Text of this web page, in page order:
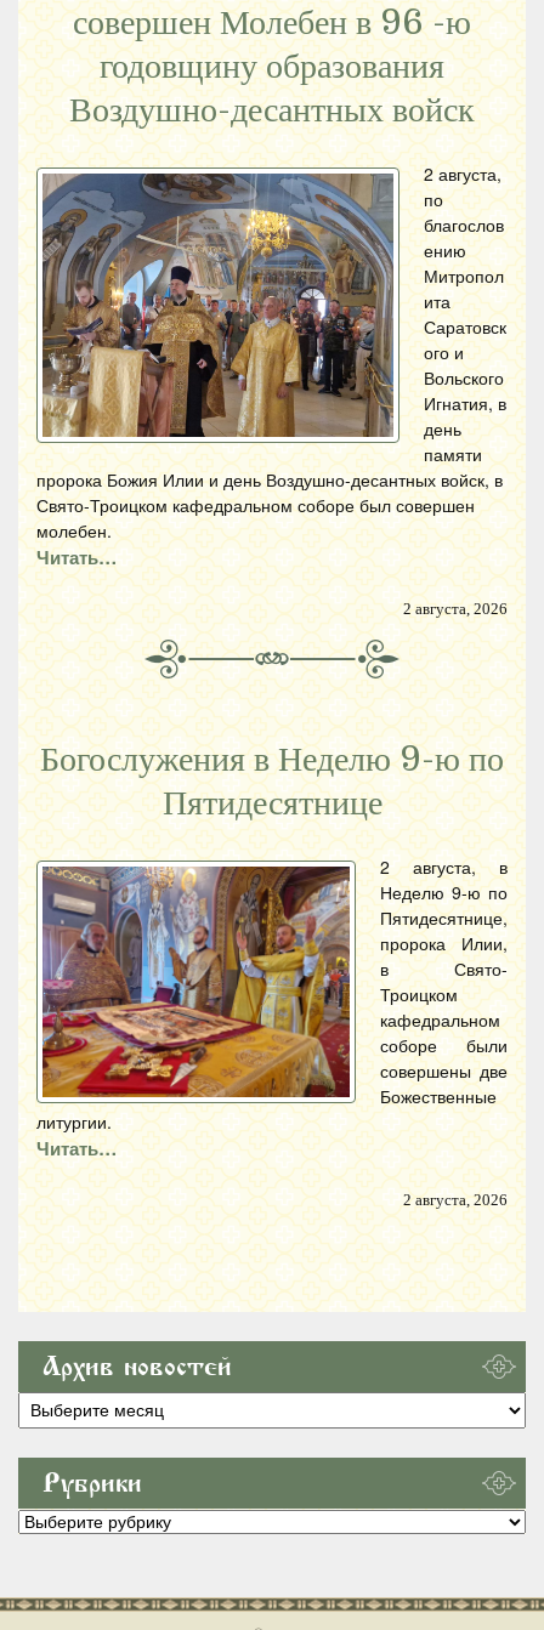
совершен Молебен в 96 -ю
годовщину образования
Воздушно-десантных войск
2 августа,
по
благослов
ению
Митропол
ита
Саратовск
ого и
Вольского
Игнатия, в
день
памяти
пророка Божия Илии и день Воздушно-десантных войск, в
Свято-Троицком кафедральном соборе был совершен
молебен.
Читать…
2 августа, 2026
Богослужения в Неделю 9-ю по
Пятидесятнице
2 августа, в
Неделю 9-ю по
Пятидесятнице,
пророка Илии,
в Свято-
Троицком
кафедральном
соборе были
совершены две
Божественные
литургии.
Читать…
2 августа, 2026
Архив новостей
Архив
новостей
Рубрики
Рубрики